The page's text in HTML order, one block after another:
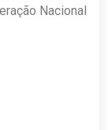
Nacional